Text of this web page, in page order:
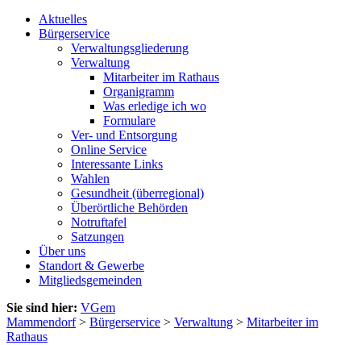
Aktuelles
Bürgerservice
Verwaltungsgliederung
Verwaltung
Mitarbeiter im Rathaus
Organigramm
Was erledige ich wo
Formulare
Ver- und Entsorgung
Online Service
Interessante Links
Wahlen
Gesundheit (überregional)
Überörtliche Behörden
Notruftafel
Satzungen
Über uns
Standort & Gewerbe
Mitgliedsgemeinden
Sie sind hier: VGem
Mammendorf> Bürgerservice > Verwaltung > Mitarbeiter im
Rathaus